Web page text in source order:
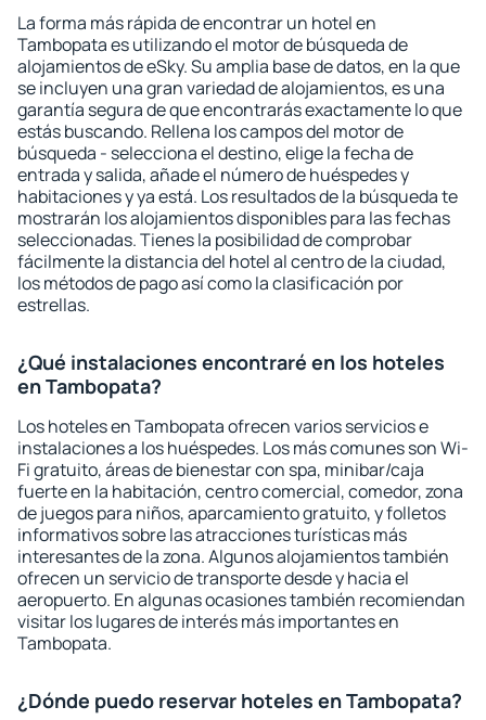
La forma más rápida de encontrar un hotel en
Tambopata es utilizando el motor de búsqueda de
alojamientos de eSky. Su amplia base de datos, en la que
se incluyen una gran variedad de alojamientos, es una
garantía segura de que encontrarás exactamente lo que
estás buscando. Rellena los campos del motor de
búsqueda - selecciona el destino, elige la fecha de
entrada y salida, añade el número de huéspedes y
habitaciones y ya está. Los resultados de la búsqueda te
mostrarán los alojamientos disponibles para las fechas
seleccionadas. Tienes la posibilidad de comprobar
fácilmente la distancia del hotel al centro de la ciudad,
los métodos de pago así como la clasificación por
estrellas.
¿Qué instalaciones encontraré en los hoteles
en Tambopata?
Los hoteles en Tambopata ofrecen varios servicios e
instalaciones a los huéspedes. Los más comunes son Wi-
Fi gratuito, áreas de bienestar con spa, minibar/caja
fuerte en la habitación, centro comercial, comedor, zona
de juegos para niños, aparcamiento gratuito, y folletos
informativos sobre las atracciones turísticas más
interesantes de la zona. Algunos alojamientos también
ofrecen un servicio de transporte desde y hacia el
aeropuerto. En algunas ocasiones también recomiendan
visitar los lugares de interés más importantes en
Tambopata.
¿Dónde puedo reservar hoteles en Tambopata?